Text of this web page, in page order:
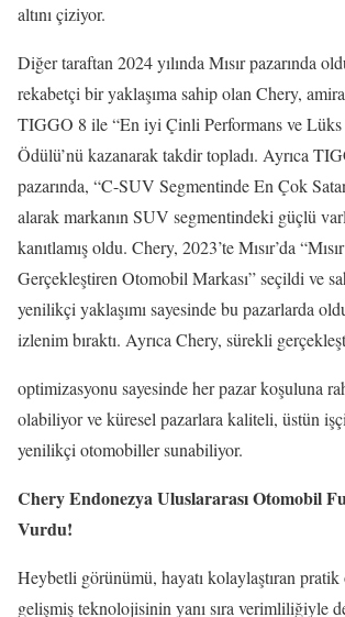
altını çiziyor.
Diğer taraftan 2024 yılında Mısır pazarında
rekabetçi bir yaklaşıma sahip olan Chery,
TIGGO 8 ile “En iyi Çinli Performans ve
Ödülü’nü kazanarak takdir topladı. Ayrıca
pazarında, “C-SUV Segmentinde En Çok
alarak markanın SUV segmentindeki güçlü
kanıtlamış oldu. Chery, 2023’te Mısır’da
Gerçekleştiren Otomobil Markası” seçildi ve
yenilikçi yaklaşımı sayesinde bu pazarlarda
izlenim bıraktı. Ayrıca Chery, sürekli
optimizasyonu sayesinde her pazar koşuluna
olabiliyor ve küresel pazarlara kaliteli, üstün
yenilikçi otomobiller sunabiliyor.
Chery Endonezya Uluslararası Otomobil
Vurdu!
Heybetli görünümü, hayatı kolaylaştıran
gelişmiş teknolojisinin yanı sıra verimliliğiyle